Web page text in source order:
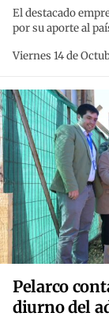
El destacado
por su aporte al
Viernes 14 de
Pelarco
diurno del